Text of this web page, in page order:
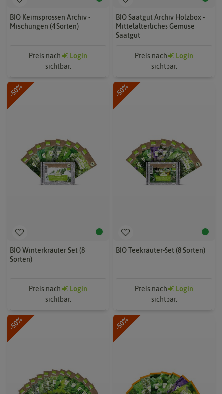
BIO Keimsprossen Archiv -
Mischungen (4 Sorten)
Preis nach
Login
sichtbar.
BIO Saatgut Archiv Holzbox -
Mittelalterliches Gemüse
Saatgut
Preis nach
Login
sichtbar.
-50%
BIO Winterkräuter Set (8
Sorten)
Preis nach
Login
sichtbar.
-50%
BIO Teekräuter-Set (8 Sorten)
Preis nach
Login
sichtbar.
-50% -50%